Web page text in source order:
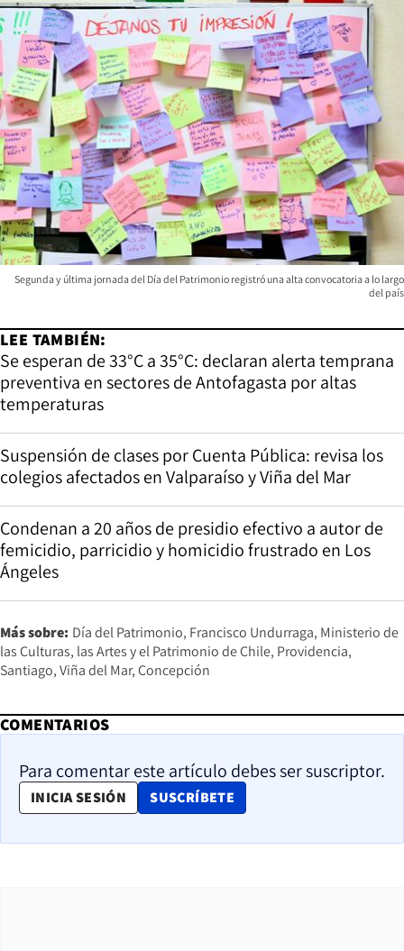
Segunda y última jornada del Día del Patrimonio registró una alta convocatoria a lo largo
del país
LEE TAMBIÉN:
Se esperan de 33°C a 35°C: declaran alerta temprana
preventiva en sectores de Antofagasta por altas
temperaturas
Suspensión de clases por Cuenta Pública: revisa los
colegios afectados en Valparaíso y Viña del Mar
Condenan a 20 años de presidio efectivo a autor de
femicidio, parricidio y homicidio frustrado en Los
Ángeles
Más sobre: Día del Patrimonio Francisco Undurraga Ministerio de
las Culturas, las Artes y el Patrimonio de Chile Providencia
Santiago Viña del Mar Concepción
COMENTARIOS
Para comentar este artículo debes ser suscriptor.
INICIA SESIÓN SUSCRÍBETE
OPENS IN NEW WINDOW